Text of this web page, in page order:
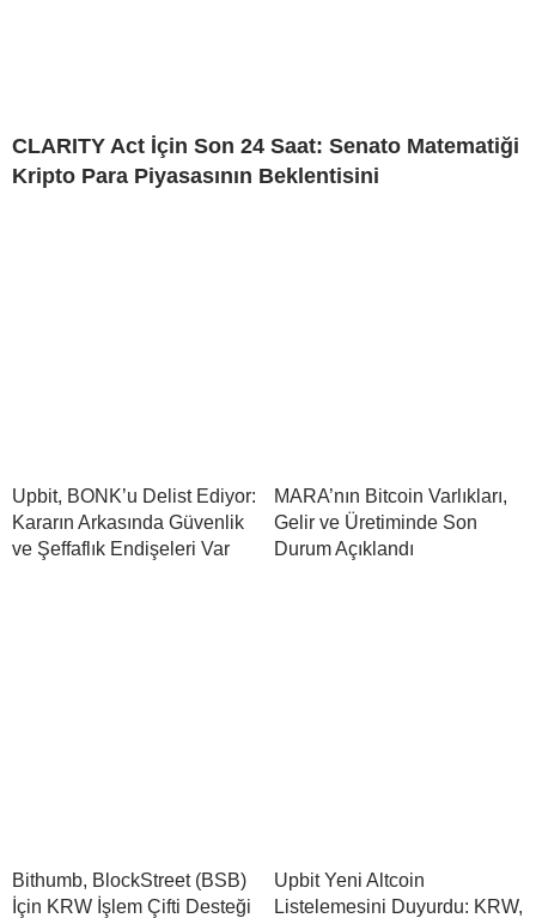
CLARITY Act İçin Son 24 Saat: Senato Matematiği
Kripto Para Piyasasının Beklentisini
Upbit, BONK’u Delist Ediyor:
Kararın Arkasında Güvenlik
ve Şeffaflık Endişeleri Var
MARA’nın Bitcoin Varlıkları,
Gelir ve Üretiminde Son
Durum Açıklandı
Bithumb, BlockStreet (BSB)
İçin KRW İşlem Çifti Desteği
Upbit Yeni Altcoin
Listelemesini Duyurdu: KRW,